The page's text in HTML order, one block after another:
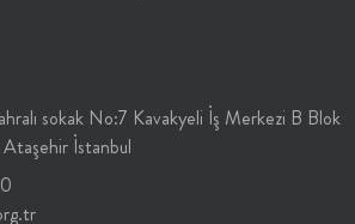
sokak No:7 Kavakyeli İş Merkezi B Blok
İstanbul